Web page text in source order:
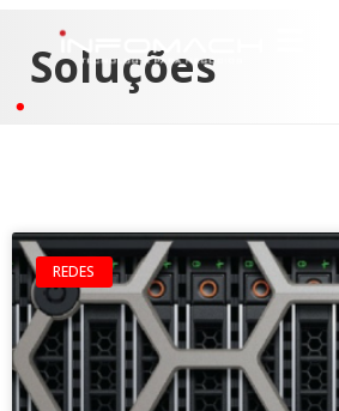
Soluções
REDES